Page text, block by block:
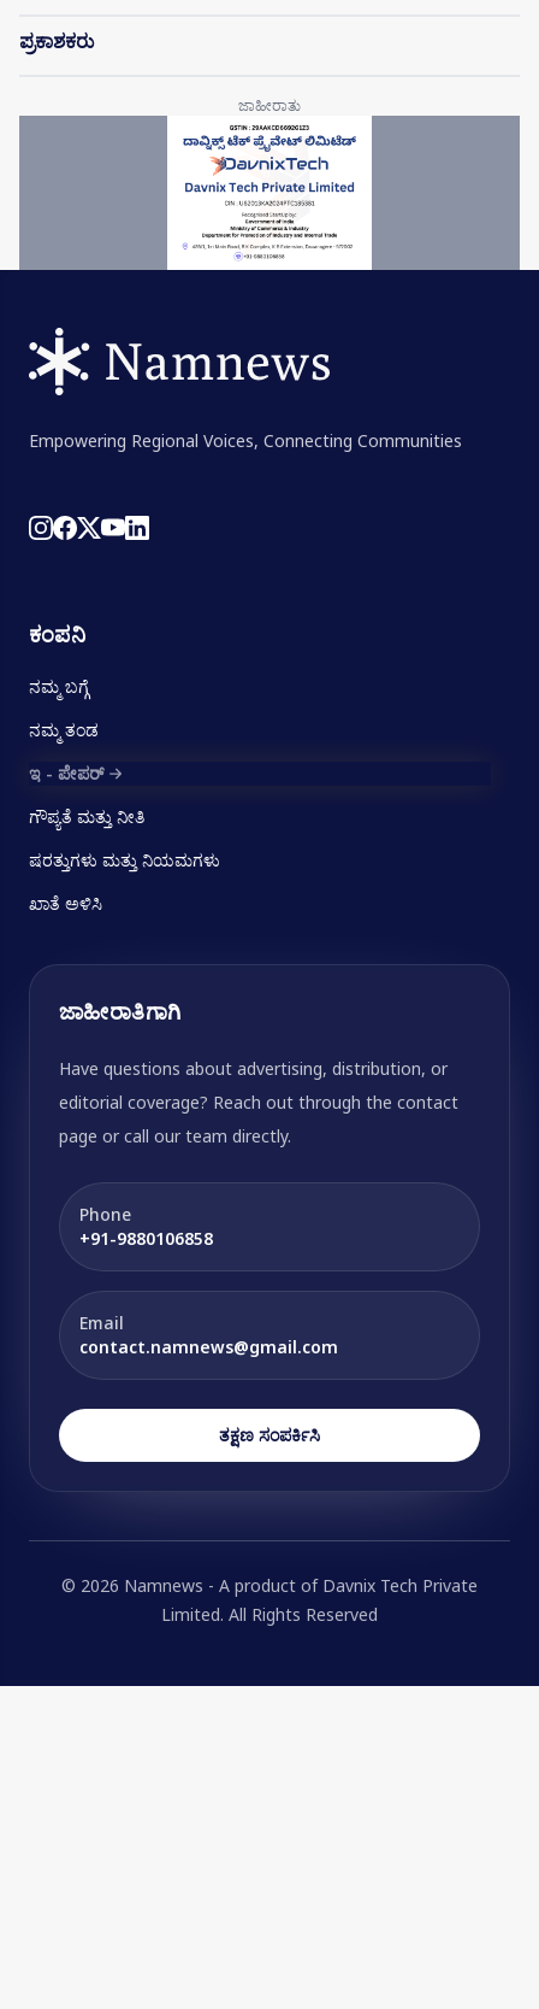
ಪ್ರಕಾಶಕರು
Empowering Regional Voices, Connecting Communities
ಕಂಪನಿ
ನಮ್ಮ ಬಗ್ಗೆ
ನಮ್ಮ ತಂಡ
ಇ - ಪೇಪರ್
ಗೌಪ್ಯತೆ ಮತ್ತು ನೀತಿ
ಷರತ್ತುಗಳು ಮತ್ತು ನಿಯಮಗಳು
ಖಾತೆ ಅಳಿಸಿ
ಜಾಹೀರಾತಿಗಾಗಿ
Have questions about advertising, distribution, or
editorial coverage? Reach out through the contact
page or call our team directly.
Phone
+91-9880106858
Email
contact.namnews@gmail.com
ತಕ್ಷಣ ಸಂಪರ್ಕಿಸಿ
© 2026 Namnews - A product of Davnix Tech Private
Limited. All Rights Reserved